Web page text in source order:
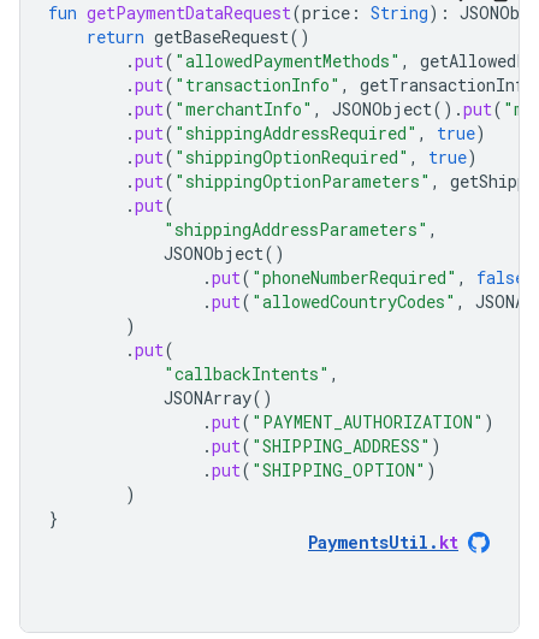
fun getPaymentDataRequest(price : String):
return getBaseRequest()
.put( "allowedPaymentMethods" ,
.put( "transactionInfo" , getTransactionInfo
.put( "merchantInfo" , JSONObject().put(
.put( "shippingAddressRequired" , true)
.put( "shippingOptionRequired" , true)
.put( "shippingOptionParameters" ,
.put(
"shippingAddressParameters" ,
JSONObject()
.put( "phoneNumberRequired" , false
.put( "allowedCountryCodes" ,
)
.put(
"callbackIntents" ,
JSONArray()
.put( "PAYMENT_AUTHORIZATION" )
.put( "SHIPPING_ADDRESS" )
.put( "SHIPPING_OPTION" )
)
}
PaymentsUtil . kt